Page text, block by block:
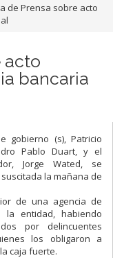
de Prensa sobre acto
acto
bancaria
gobierno (s), Patricio
Pablo Duart, y el
Jorge Wated, se
la mañana de
de una agencia de
la entidad, habiendo
por delincuentes
los obligaron a
caja fuerte.